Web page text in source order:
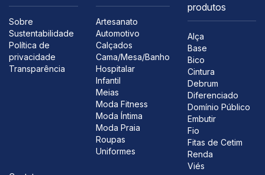
Sobre
Sustentabilidade
Política de
privacidade
Transparência
Artesanato
Automotivo
Calçados
Cama/Mesa/Banho
Hospitalar
Infantil
Meias
Moda Fitness
Moda Íntima
Moda Praia
Roupas
Uniformes
produtos
Alça
Base
Bico
Cintura
Debrum
Diferenciado
Domínio Público
Embutir
Fio
Fitas de Cetim
Renda
Viés